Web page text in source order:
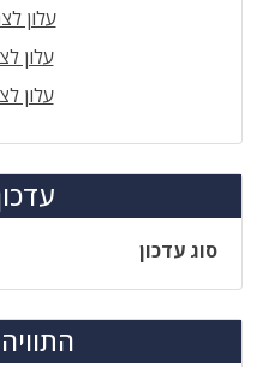
עלון
עלון
עלון
סוג עדכון